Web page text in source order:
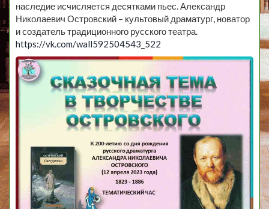
наследие исчисляется десятками пьес. Александр
Николаевич Островский – культовый драматург, новатор
и создатель традиционного русского театра.
https://vk.com/wall592504543_522